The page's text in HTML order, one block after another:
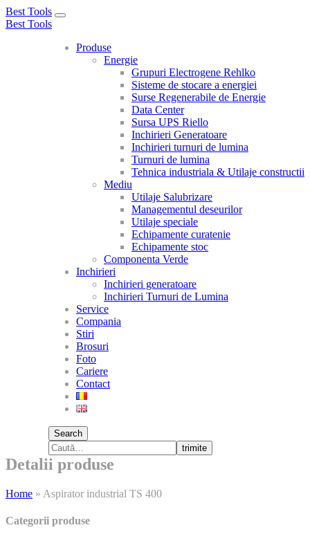
Best Tools
Toggle
Best Tools
Produse
Energie
Grupuri Electrogene Rehlko
Sisteme de stocare a energiei
Surse Regenerabile de Energie
Data Center
Sursa UPS Riello
Inchirieri Generatoare
Inchirieri turnuri de lumina
Turnuri de lumina
Tehnica industriala & Utilaje constructii
Mediu
Utilaje Salubrizare
Managementul deseurilor
Utilaje speciale
Echipamente curatenie
Echipamente stoc
Componenta Verde
Inchirieri
Inchirieri generatoare
Inchirieri Turnuri de Lumina
Service
Compania
Stiri
Brosuri
Foto
Cariere
Contact
Search
trimite
Detalii produse
Home » Aspirator industrial TS 400
Categorii produse